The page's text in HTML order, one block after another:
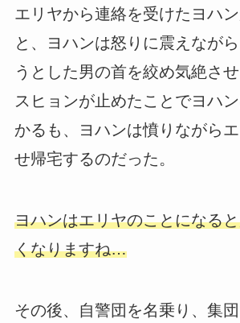
エリヤから連絡を受けたヨハ
と、ヨハンは怒りに震えなが
うとした男の首を絞め気絶させ
スヒョンが止めたことでヨハ
かるも、ヨハンは憤りながら
せ帰宅するのだった。
ヨハンはエリヤのことになる
くなりますね…
その後、自警団を名乗り、集